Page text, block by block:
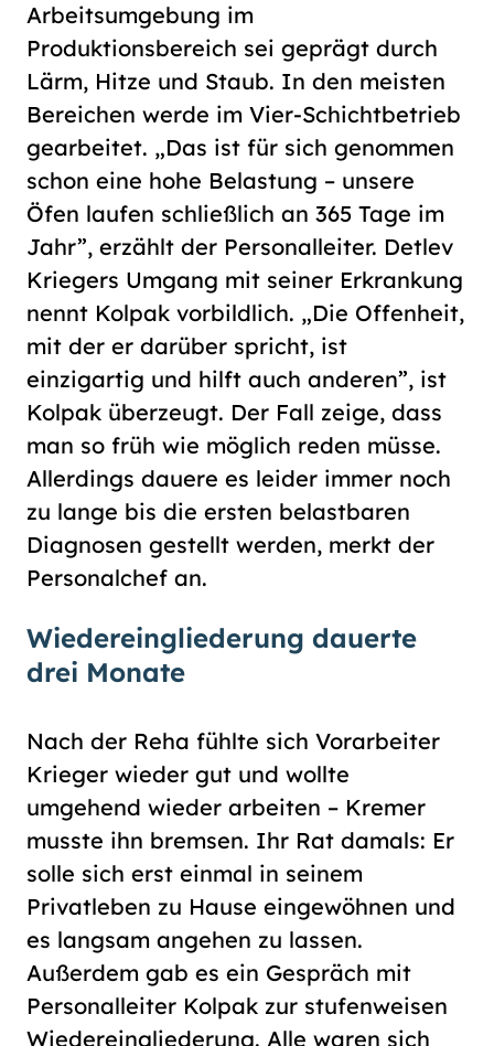
Arbeitsumgebung im
Produktionsbereich sei geprägt durch
Lärm, Hitze und Staub. In den meisten
Bereichen werde im Vier-Schichtbetrieb
gearbeitet. „Das ist für sich genommen
schon eine hohe Belastung – unsere
Öfen laufen schließlich an 365 Tage im
Jahr”, erzählt der Personalleiter. Detlev
Kriegers Umgang mit seiner Erkrankung
nennt Kolpak vorbildlich. „Die Offenheit,
mit der er darüber spricht, ist
einzigartig und hilft auch anderen”, ist
Kolpak überzeugt. Der Fall zeige, dass
man so früh wie möglich reden müsse.
Allerdings dauere es leider immer noch
zu lange bis die ersten belastbaren
Diagnosen gestellt werden, merkt der
Personalchef an.
Wiedereingliederung dauerte
drei Monate
Nach der Reha fühlte sich Vorarbeiter
Krieger wieder gut und wollte
umgehend wieder arbeiten – Kremer
musste ihn bremsen. Ihr Rat damals: Er
solle sich erst einmal in seinem
Privatleben zu Hause eingewöhnen und
es langsam angehen zu lassen.
Außerdem gab es ein Gespräch mit
Personalleiter Kolpak zur stufenweisen
Wiedereingliederung. Alle waren sich